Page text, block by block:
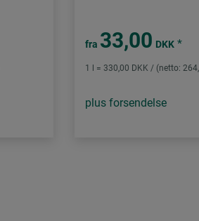
fra 33,00 DKK *
1 l = 330,00 DKK / (netto:
plus forsendelse